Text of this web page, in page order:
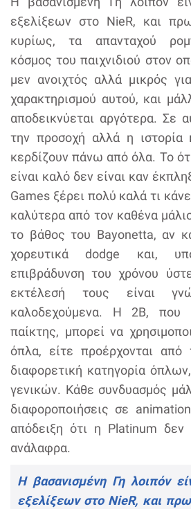
εξελίξεων στο NieR, και
κυρίως, τα απανταχού
κόσμος του παιχνιδιού στον
μεν ανοιχτός αλλά μικρός
χαρακτηρισμού αυτού, και
αποδεικνύεται αργότερα. Σε
την προσοχή αλλά η ιστορία
κερδίζουν πάνω από όλα. Το
είναι καλό δεν είναι καν
Games ξέρει πολύ καλά τι
καλύτερα από τον καθένα
το βάθος του Bayonetta, αν
χορευτικά dodge και,
επιβράδυνση του χρόνου
εκτέλεσή τους είναι
καλοδεχούμενα. H 2Β, που
παίκτης, μπορεί να
όπλα, είτε προέρχονται από
διαφορετική κατηγορία
γενικών. Κάθε συνδυασμός
διαφοροποιήσεις σε
απόδειξη ότι η Platinum δεν
ανάλαφρα.
Η βασανισμένη Γη λοιπόν
εξελίξεων στο NieR, και